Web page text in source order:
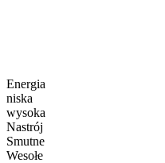
Energia
niska
wysoka
Nastrój
Smutne
Wesołe